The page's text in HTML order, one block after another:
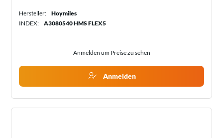
Hersteller:
Hoymiles
INDEX:
A3080540 HMS FLEX5
Anmelden um Preise zu sehen
Anmelden